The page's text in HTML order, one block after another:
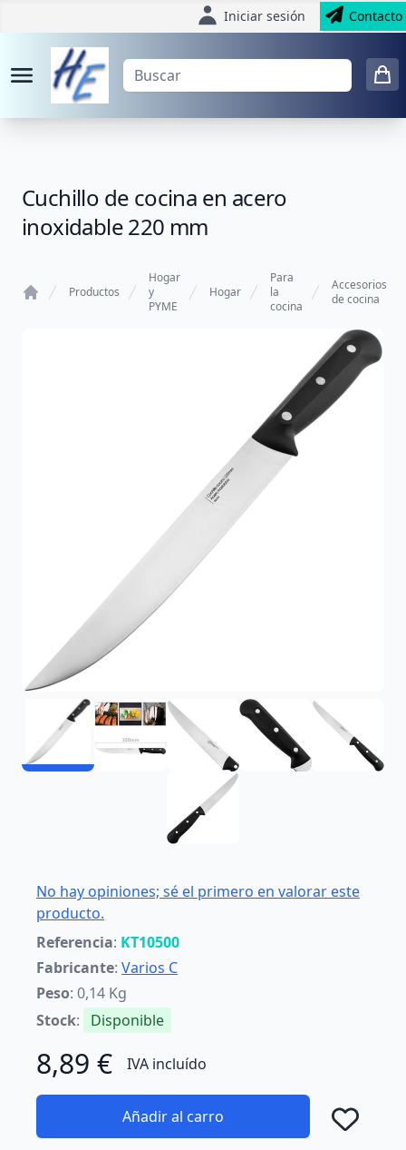
Iniciar sesión Contacto
Cuchillo de cocina en acero
inoxidable 220 mm
Productos
Hogar
y
PYME
Hogar
Para
la
cocina
Accesorios
de cocina
No hay opiniones; sé el primero en valorar este
producto.
Referencia: KT10500
Fabricante: Varios C
Peso: 0,14 Kg
Stock: Disponible
8,89 € IVA incluído
Añadir al carro